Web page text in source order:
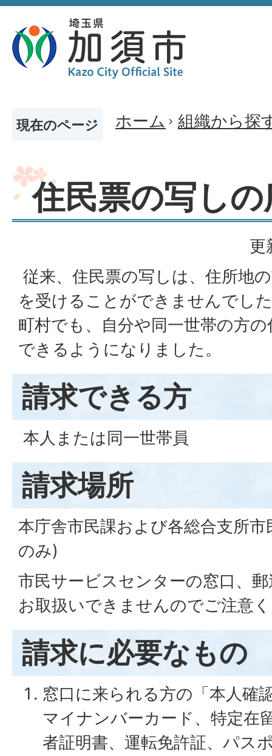
現在のページ ホーム 組織から探
住民票の写し
更
従来、住民票の写しは、住所地
を受けることができませんでし
町村でも、自分や同一世帯の方
できるようになりました。
請求できる方
本人または同一世帯員
請求場所
本庁舎市民課および各総合支所
のみ)
市民サービスセンターの窓口、
お取扱いできませんのでご注意
請求に必要なもの
窓口に来られる方の「本人確
マイナンバーカード、特定在
者証明書、運転免許証、パス